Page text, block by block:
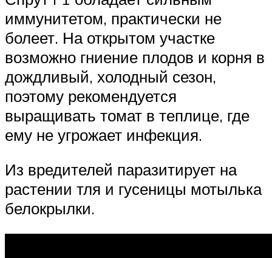
иммунитетом, практически не
болеет. На открытом участке
возможно гниение плодов и корня в
дождливый, холодный сезон,
поэтому рекомендуется
выращивать томат в теплице, где
ему не угрожает инфекция.
Из вредителей паразитирует на
растении тля и гусеницы мотылька
белокрылки.